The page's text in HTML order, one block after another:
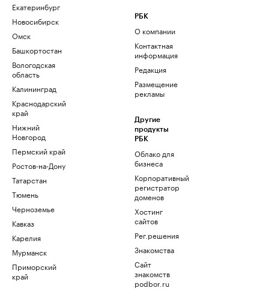
Екатеринбург
Новосибирск
Омск
Башкортостан
Вологодская
область
Калининград
Краснодарский
край
Нижний
Новгород
Пермский край
Ростов-на-Дону
Татарстан
Тюмень
Черноземье
Кавказ
Карелия
Мурманск
Приморский
край
РБК
О компании
Контактная
информация
Редакция
Размещение
рекламы
Другие
продукты
РБК
Облако для
бизнеса
Корпоративный
регистратор
доменов
Хостинг
сайтов
Рег.решения
Знакомства
Сайт
знакомств
podbor.ru